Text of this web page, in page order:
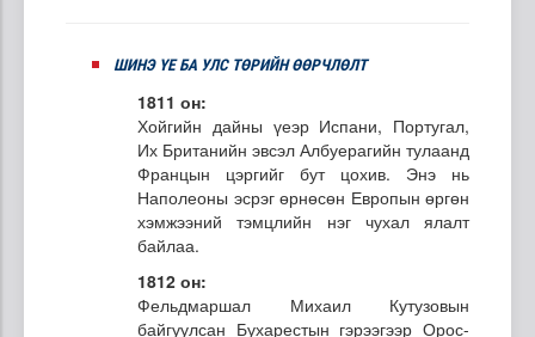
ШИНЭ ҮЕ БА УЛС ТӨРИЙН ӨӨРЧЛӨЛТ
1811 он:
Хойгийн дайны үеэр Испани, Португал,
Их Британийн эвсэл Албуерагийн тулаанд
Францын цэргийг бут цохив. Энэ нь
Наполеоны эсрэг өрнөсөн Европын өргөн
хэмжээний тэмцлийн нэг чухал ялалт
байлаа.
1812 он:
Фельдмаршал Михаил Кутузовын
байгуулсан Бухарестын гэрээгээр Орос-